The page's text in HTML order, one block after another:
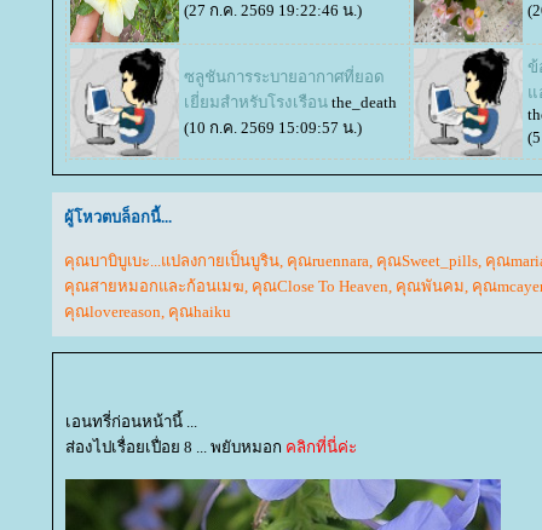
(27 ก.ค. 2569 19:22:46 น.)
ซลูชันการระบายอากาศที่ยอด
เยี่ยมสำหรับโรงเรือน the_death
(10 ก.ค. 2569 15:09:57 น.)
ข้
อ
ผู้โหวตบล็อกนี้...
คุณบาบิบูเบะ...แปลงกายเป็นบูริน คุณruennara คุณSweet_pills คุณ
คุณสายหมอกและก้อนเมฆ คุณClose To Heaven คุณพันคม คุณ
คุณlovereason คุณhaiku
เอนทรี่ก่อนหน้านี้ ...
ส่องไปเรื่อยเปื่อย 8 ... พยับหมอก คลิกที่นี่ค่ะ